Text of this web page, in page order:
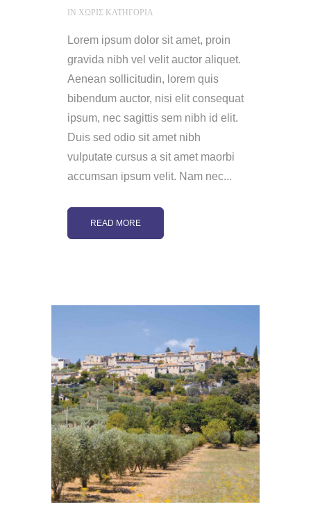
IN ΧΩΡΊΣ ΚΑΤΗΓΟΡΊΑ
Lorem ipsum dolor sit amet, proin
gravida nibh vel velit auctor aliquet.
Aenean sollicitudin, lorem quis
bibendum auctor, nisi elit consequat
ipsum, nec sagittis sem nibh id elit.
Duis sed odio sit amet nibh
vulputate cursus a sit amet maorbi
accumsan ipsum velit. Nam nec...
READ MORE